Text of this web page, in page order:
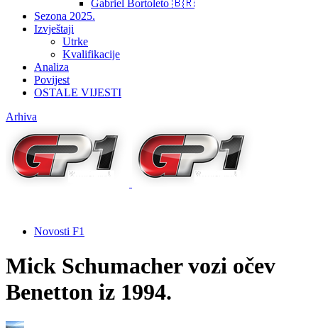
Gabriel Bortoleto 🇧🇷
Sezona 2025.
Izvještaji
Utrke
Kvalifikacije
Analiza
Povijest
OSTALE VIJESTI
Arhiva
Novosti F1
Mick Schumacher vozi očev
Benetton iz 1994.